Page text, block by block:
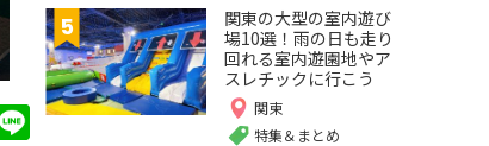
twitterLINE
関東の大型の室内遊び
場10選！雨の日も走り
回れる室内遊園地やア
スレチックに行こう
関東
特集＆まとめ